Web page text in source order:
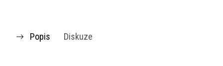
Popis Diskuze